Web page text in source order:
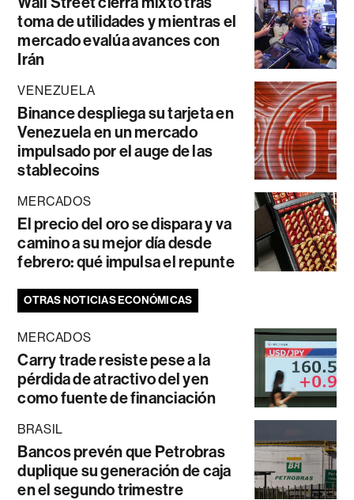
toma de utilidades y mientras el
mercado evalúa avances con
Irán
VENEZUELA
Binance despliega su tarjeta en
Venezuela en un mercado
impulsado por el auge de las
stablecoins
MERCADOS
El precio del oro se dispara y va
camino a su mejor día desde
febrero: qué impulsa el repunte
OTRAS NOTICIAS ECONÓMICAS
MERCADOS
Carry trade resiste pese a la
pérdida de atractivo del yen
como fuente de financiación
BRASIL
Bancos prevén que Petrobras
duplique su generación de caja
en el segundo trimestre